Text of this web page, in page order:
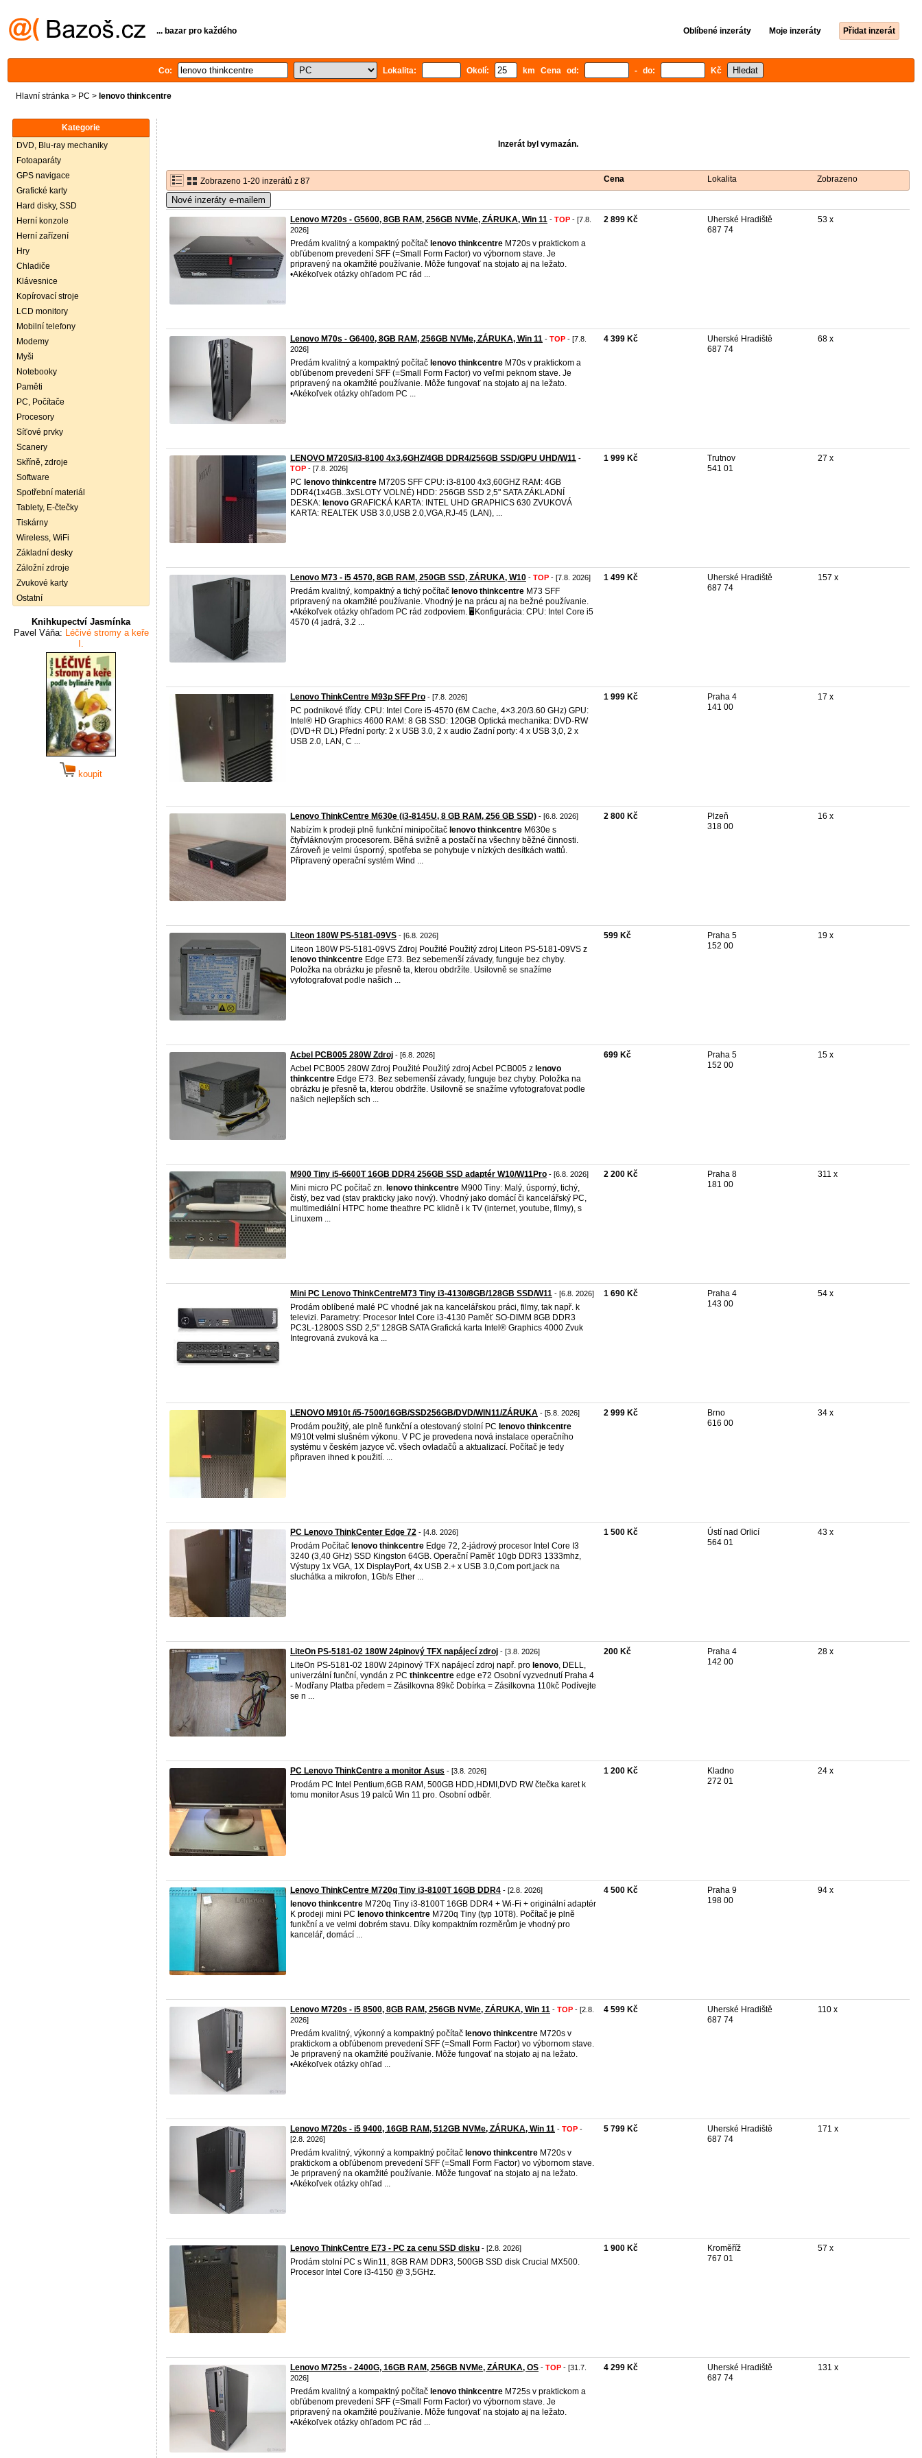
... bazar pro každého Oblíbené inzeráty Moje inzeráty Přidat inzerát
Co: Lokalita: Okolí: km Cena od: - do: Kč
Hlavní stránka > PC > lenovo thinkcentre
Kategorie
DVD, Blu-ray mechaniky
Fotoaparáty
GPS navigace
Grafické karty
Hard disky, SSD
Herní konzole
Herní zařízení
Hry
Chladiče
Klávesnice
Kopírovací stroje
LCD monitory
Mobilní telefony
Modemy
Myši
Notebooky
Paměti
PC, Počítače
Procesory
Síťové prvky
Scanery
Skříně, zdroje
Software
Spotřební materiál
Tablety, E-čtečky
Tiskárny
Wireless, WiFi
Základní desky
Záložní zdroje
Zvukové karty
Ostatní
Knihkupectví Jasmínka
Pavel Váňa: Léčivé stromy a keře
I.
koupit
Inzerát byl vymazán.
Zobrazeno 1-20 inzerátů z 87 Cena Lokalita Zobrazeno
Nové inzeráty e-mailem
Lenovo M720s - G5600, 8GB RAM, 256GB NVMe, ZÁRUKA, Win 11 - TOP - [7.8.
2026]
Predám kvalitný a kompaktný počítač lenovo thinkcentre M720s v praktickom a
obľúbenom prevedení SFF (=Small Form Factor) vo výbornom stave. Je
pripravený na okamžité používanie. Môže fungovať na stojato aj na ležato.
•Akékoľvek otázky ohľadom PC rád ...
2 899 Kč
Uherské Hradiště
687 74
53 x
Lenovo M70s - G6400, 8GB RAM, 256GB NVMe, ZÁRUKA, Win 11 - TOP - [7.8.
2026]
Predám kvalitný a kompaktný počítač lenovo thinkcentre M70s v praktickom a
obľúbenom prevedení SFF (=Small Form Factor) vo veľmi peknom stave. Je
pripravený na okamžité používanie. Môže fungovať na stojato aj na ležato.
•Akékoľvek otázky ohľadom PC ...
4 399 Kč
Uherské Hradiště
687 74
68 x
LENOVO M720S/i3-8100 4x3,6GHZ/4GB DDR4/256GB SSD/GPU UHD/W11 -
TOP - [7.8. 2026]
PC lenovo thinkcentre M720S SFF CPU: i3-8100 4x3,60GHZ RAM: 4GB
DDR4(1x4GB..3xSLOTY VOLNÉ) HDD: 256GB SSD 2,5" SATA ZÁKLADNÍ
DESKA: lenovo GRAFICKÁ KARTA: INTEL UHD GRAPHICS 630 ZVUKOVÁ
KARTA: REALTEK USB 3.0,USB 2.0,VGA,RJ-45 (LAN), ...
1 999 Kč
Trutnov
541 01
27 x
Lenovo M73 - i5 4570, 8GB RAM, 250GB SSD, ZÁRUKA, W10 - TOP - [7.8. 2026]
Predám kvalitný, kompaktný a tichý počítač lenovo thinkcentre M73 SFF
pripravený na okamžité používanie. Vhodný je na prácu aj na bežné používanie.
•Akékoľvek otázky ohľadom PC rád zodpoviem. 🖥️Konfigurácia: CPU: Intel Core i5
4570 (4 jadrá, 3.2 ...
1 499 Kč
Uherské Hradiště
687 74
157 x
Lenovo ThinkCentre M93p SFF Pro - [7.8. 2026]
PC podnikové třídy. CPU: Intel Core i5-4570 (6M Cache, 4×3.20/3.60 GHz) GPU:
Intel® HD Graphics 4600 RAM: 8 GB SSD: 120GB Optická mechanika: DVD-RW
(DVD+R DL) Přední porty: 2 x USB 3.0, 2 x audio Zadní porty: 4 x USB 3,0, 2 x
USB 2.0, LAN, C ...
1 999 Kč
Praha 4
141 00
17 x
Lenovo ThinkCentre M630e (i3-8145U, 8 GB RAM, 256 GB SSD) - [6.8. 2026]
Nabízím k prodeji plně funkční minipočítač lenovo thinkcentre M630e s
čtyřvláknovým procesorem. Běhá svižně a postačí na všechny běžné činnosti.
Zároveň je velmi úsporný, spotřeba se pohybuje v nízkých desítkách wattů.
Připravený operační systém Wind ...
2 800 Kč
Plzeň
318 00
16 x
Liteon 180W PS-5181-09VS - [6.8. 2026]
Liteon 180W PS-5181-09VS Zdroj Použité Použitý zdroj Liteon PS-5181-09VS z
lenovo thinkcentre Edge E73. Bez sebemenší závady, funguje bez chyby.
Položka na obrázku je přesně ta, kterou obdržíte. Usilovně se snažíme
vyfotografovat podle našich ...
599 Kč
Praha 5
152 00
19 x
Acbel PCB005 280W Zdroj - [6.8. 2026]
Acbel PCB005 280W Zdroj Použité Použitý zdroj Acbel PCB005 z lenovo
thinkcentre Edge E73. Bez sebemenší závady, funguje bez chyby. Položka na
obrázku je přesně ta, kterou obdržíte. Usilovně se snažíme vyfotografovat podle
našich nejlepších sch ...
699 Kč
Praha 5
152 00
15 x
M900 Tiny i5-6600T 16GB DDR4 256GB SSD adaptér W10/W11Pro - [6.8. 2026]
Mini micro PC počítač zn. lenovo thinkcentre M900 Tiny: Malý, úsporný, tichý,
čistý, bez vad (stav prakticky jako nový). Vhodný jako domácí či kancelářský PC,
multimediální HTPC home theathre PC klidně i k TV (internet, youtube, filmy), s
Linuxem ...
2 200 Kč
Praha 8
181 00
311 x
Mini PC Lenovo ThinkCentreM73 Tiny i3-4130/8GB/128GB SSD/W11 - [6.8. 2026]
Prodám oblíbené malé PC vhodné jak na kancelářskou práci, filmy, tak např. k
televizi. Parametry: Procesor Intel Core i3-4130 Paměť SO-DIMM 8GB DDR3
PC3L-12800S SSD 2,5" 128GB SATA Grafická karta Intel® Graphics 4000 Zvuk
Integrovaná zvuková ka ...
1 690 Kč
Praha 4
143 00
54 x
LENOVO M910t /i5-7500/16GB/SSD256GB/DVD/WIN11/ZÁRUKA - [5.8. 2026]
Prodám použitý, ale plně funkční a otestovaný stolní PC lenovo thinkcentre
M910t velmi slušném výkonu. V PC je provedena nová instalace operačního
systému v českém jazyce vč. všech ovladačů a aktualizací. Počítač je tedy
připraven ihned k použití. ...
2 999 Kč
Brno
616 00
34 x
PC Lenovo ThinkCenter Edge 72 - [4.8. 2026]
Prodám Počítač lenovo thinkcentre Edge 72, 2-jádrový procesor Intel Core I3
3240 (3,40 GHz) SSD Kingston 64GB. Operační Paměť 10gb DDR3 1333mhz,
Výstupy 1x VGA, 1X DisplayPort, 4x USB 2.+ x USB 3.0,Com port,jack na
sluchátka a mikrofon, 1Gb/s Ether ...
1 500 Kč
Ústí nad Orlicí
564 01
43 x
LiteOn PS-5181-02 180W 24pinový TFX napájecí zdroj - [3.8. 2026]
LiteOn PS-5181-02 180W 24pinový TFX napájecí zdroj např. pro lenovo, DELL,
univerzální funční, vyndán z PC thinkcentre edge e72 Osobní vyzvednutí Praha 4
- Modřany Platba předem = Zásilkovna 89kč Dobírka = Zásilkovna 110kč Podívejte
se n ...
200 Kč
Praha 4
142 00
28 x
PC Lenovo ThinkCentre a monitor Asus - [3.8. 2026]
Prodám PC Intel Pentium,6GB RAM, 500GB HDD,HDMI,DVD RW čtečka karet k
tomu monitor Asus 19 palců Win 11 pro. Osobní odběr.
1 200 Kč
Kladno
272 01
24 x
Lenovo ThinkCentre M720q Tiny i3-8100T 16GB DDR4 - [2.8. 2026]
lenovo thinkcentre M720q Tiny i3-8100T 16GB DDR4 + Wi-Fi + originální adaptér
K prodeji mini PC lenovo thinkcentre M720q Tiny (typ 10T8). Počítač je plně
funkční a ve velmi dobrém stavu. Díky kompaktním rozměrům je vhodný pro
kancelář, domácí ...
4 500 Kč
Praha 9
198 00
94 x
Lenovo M720s - i5 8500, 8GB RAM, 256GB NVMe, ZÁRUKA, Win 11 - TOP - [2.8.
2026]
Predám kvalitný, výkonný a kompaktný počítač lenovo thinkcentre M720s v
praktickom a obľúbenom prevedení SFF (=Small Form Factor) vo výbornom stave.
Je pripravený na okamžité používanie. Môže fungovať na stojato aj na ležato.
•Akékoľvek otázky ohľad ...
4 599 Kč
Uherské Hradiště
687 74
110 x
Lenovo M720s - i5 9400, 16GB RAM, 512GB NVMe, ZÁRUKA, Win 11 - TOP -
[2.8. 2026]
Predám kvalitný, výkonný a kompaktný počítač lenovo thinkcentre M720s v
praktickom a obľúbenom prevedení SFF (=Small Form Factor) vo výbornom stave.
Je pripravený na okamžité používanie. Môže fungovať na stojato aj na ležato.
•Akékoľvek otázky ohľad ...
5 799 Kč
Uherské Hradiště
687 74
171 x
Lenovo ThinkCentre E73 - PC za cenu SSD disku - [2.8. 2026]
Prodám stolní PC s Win11, 8GB RAM DDR3, 500GB SSD disk Crucial MX500.
Procesor Intel Core i3-4150 @ 3,5GHz.
1 900 Kč
Kroměříž
767 01
57 x
Lenovo M725s - 2400G, 16GB RAM, 256GB NVMe, ZÁRUKA, OS - TOP - [31.7.
2026]
Predám kvalitný a kompaktný počítač lenovo thinkcentre M725s v praktickom a
obľúbenom prevedení SFF (=Small Form Factor) vo výbornom stave. Je
pripravený na okamžité používanie. Môže fungovať na stojato aj na ležato.
•Akékoľvek otázky ohľadom PC rád ...
4 299 Kč
Uherské Hradiště
687 74
131 x